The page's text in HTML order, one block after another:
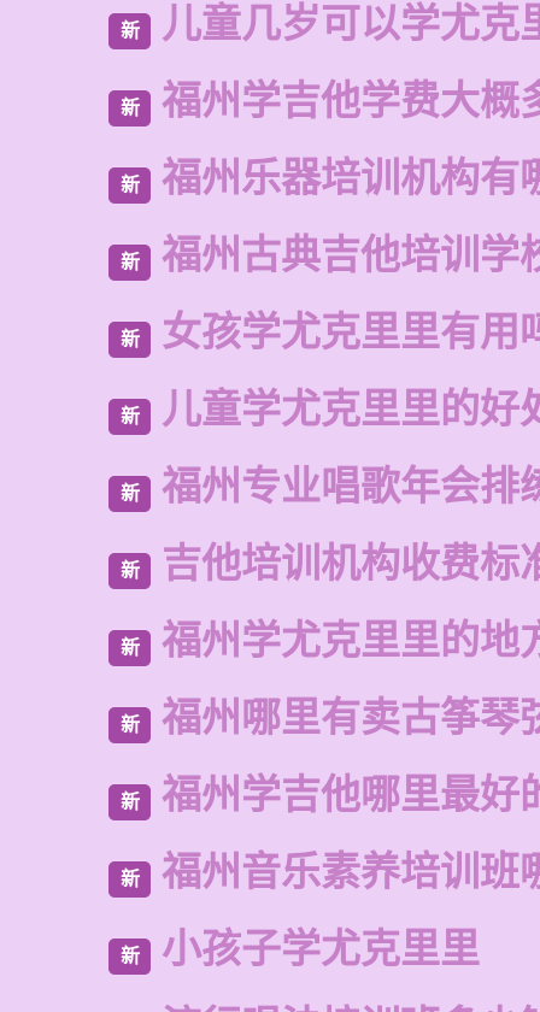
新 儿童几岁可以学尤克
新 福州学吉他学费大概
新 福州乐器培训机构有
新 福州古典吉他培训学
新 女孩学尤克里里有用
新 儿童学尤克里里的好
新 福州专业唱歌年会排
新 吉他培训机构收费标
新 福州学尤克里里的地
新 福州哪里有卖古筝琴
新 福州学吉他哪里最好
新 福州音乐素养培训班
新
小孩子学尤克里里